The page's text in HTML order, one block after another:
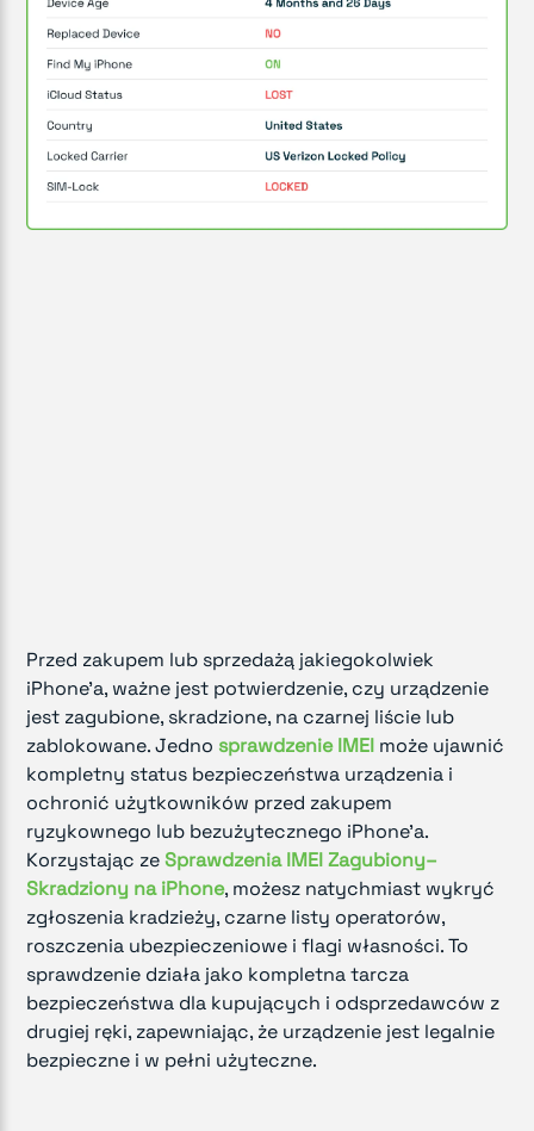
Przed zakupem lub sprzedażą jakiegokolwiek
iPhone'a, ważne jest potwierdzenie, czy urządzenie
jest zagubione, skradzione, na czarnej liście lub
zablokowane. Jedno sprawdzenie IMEI może ujawnić
kompletny status bezpieczeństwa urządzenia i
ochronić użytkowników przed zakupem
ryzykownego lub bezużytecznego iPhone'a.
Korzystając zeSprawdzenia IMEI Zagubiony–
Skradziony na iPhone, możesz natychmiast wykryć
zgłoszenia kradzieży, czarne listy operatorów,
roszczenia ubezpieczeniowe i flagi własności. To
sprawdzenie działa jako kompletna tarcza
bezpieczeństwa dla kupujących i odsprzedawców z
drugiej ręki, zapewniając, że urządzenie jest legalnie
bezpieczne i w pełni użyteczne.